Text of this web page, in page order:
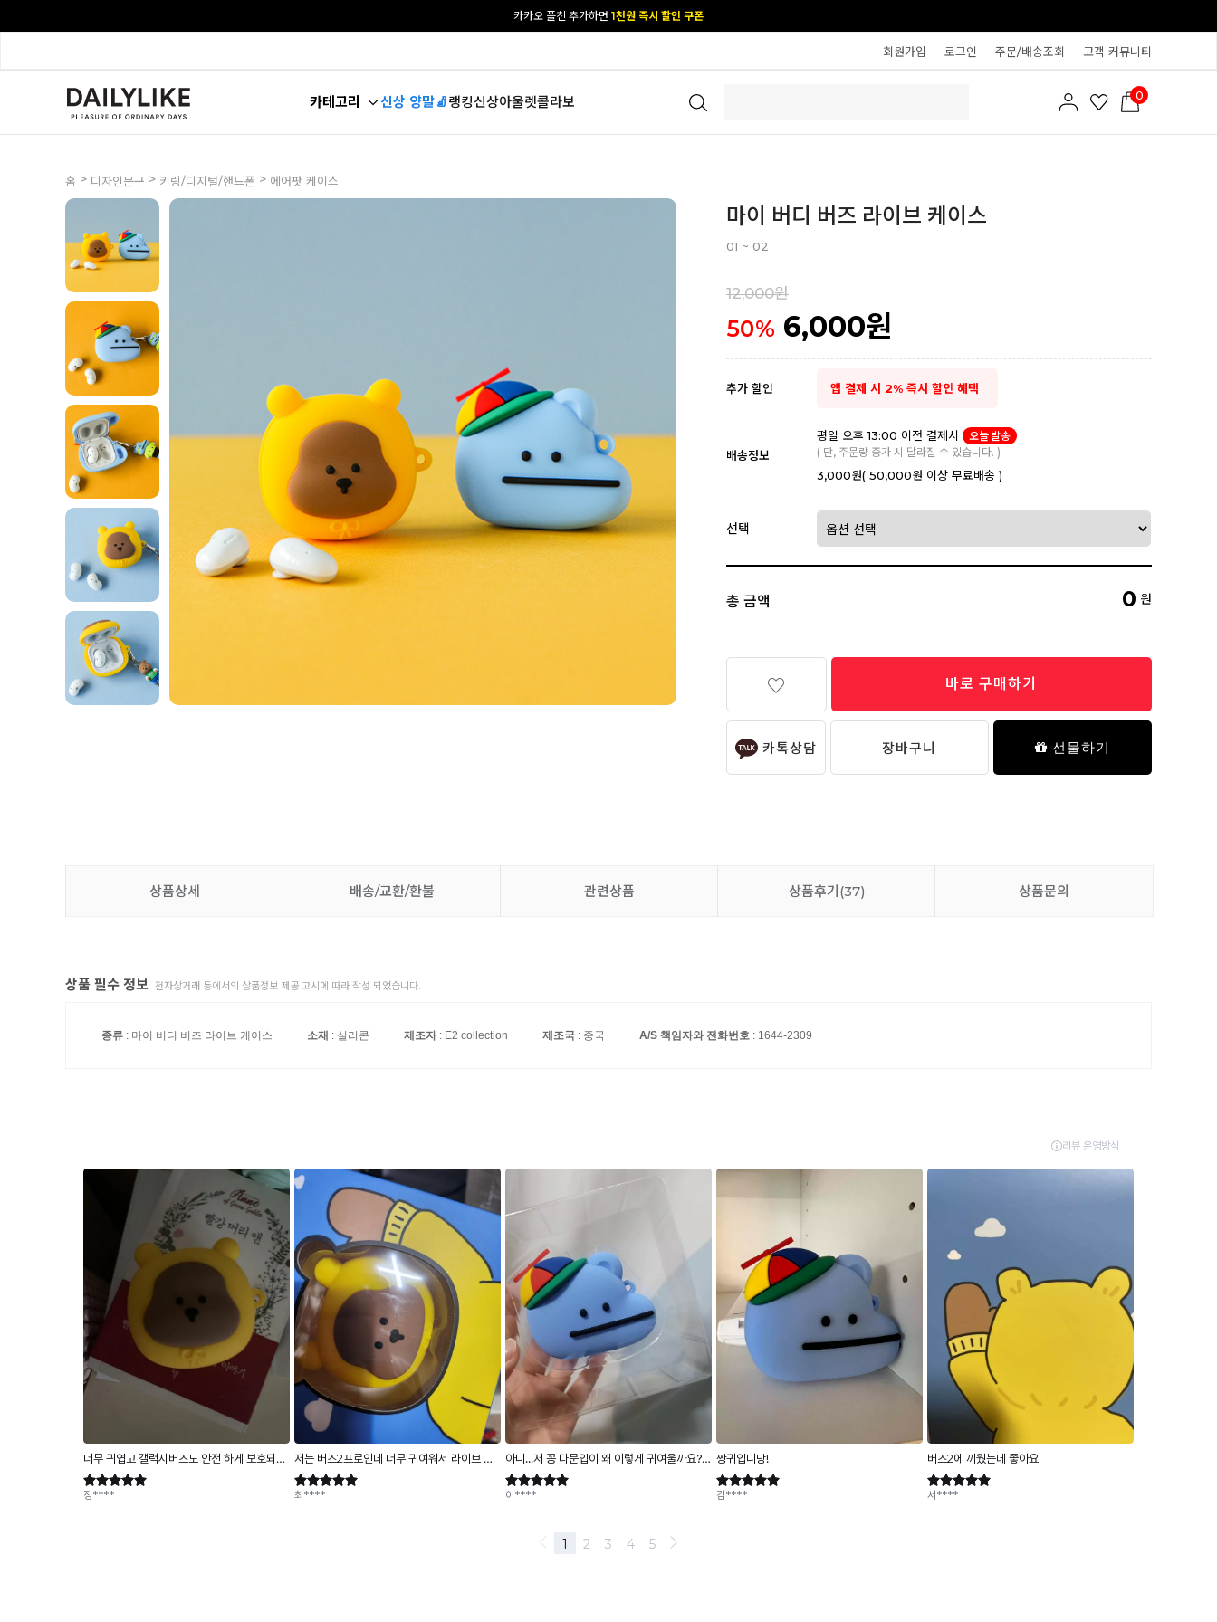
[공식몰 단독] 앱 다운받고2% 결제 할인 받기
회원가입 로그인 주문/배송조회 고객 커뮤니티
카테고리 신상 양말🧦랭킹신상아울렛콜라보 0
홈 > 디자인문구 > 키링/디지털/핸드폰 > 에어팟 케이스
마이 버디 버즈 라이브 케이스
01 ~ 02
12,000원
50% 6,000원
추가 할인 앱 결제 시 2% 즉시 할인 혜택
배송정보
평일 오후 13:00 이전 결제시
오늘 발송
( 단, 주문량 증가 시 달라질 수 있습니다. )
3,000원( 50,000원 이상 무료배송 )
선택
총 금액 0 원
바로 구매하기
카톡상담 장바구니 선물하기
상품상세 배송/교환/환불 관련상품 상품후기(37) 상품문의
상품 필수 정보 전자상거래 등에서의 상품정보 제공 고시에 따라 작성 되었습니다.
종류 : 마이 버디 버즈 라이브 케이스 소재 : 실리콘 제조자: E2 collection 제조국 : 중국 A/S 책임자와 전화번호 : 1644-2309